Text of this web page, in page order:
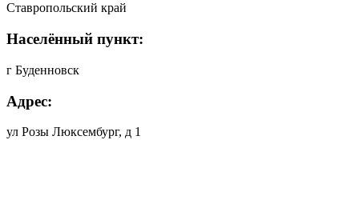
Ставропольский край
Населённый пункт:
г Буденновск
Адрес:
ул Розы Люксембург, д 1